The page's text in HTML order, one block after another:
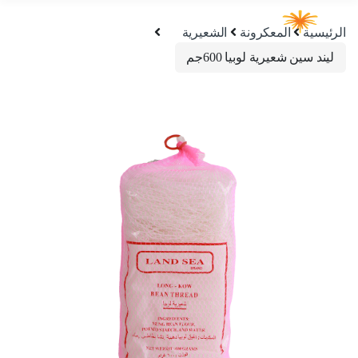
الرئيسية المعكرونة
الشعيرية
ليند سين شعيرية لوبيا 600جم